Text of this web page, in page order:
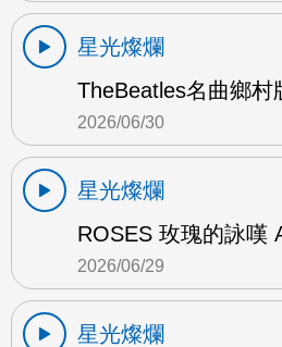
星光燦爛
TheBeatles名曲鄉村
2026/06/30
星光燦爛
ROSES 玫瑰的詠嘆
2026/06/29
星光燦爛